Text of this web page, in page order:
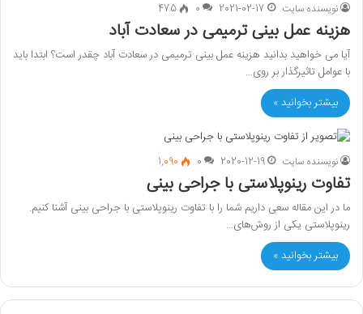
نویسنده سایت 2021-02-17
0
475
هزینه عمل بینی ترمیمی در سعادت آباد
آیا می خواهید بدانید هزینه عمل بینی ترمیمی در سعادت آباد چقدر است؟ ابتدا باید
با عوامل تاثیرگذار بر روی…
بیشتر بخوانید »
نویسنده سایت 2020-12-19
0
1,090
تفاوت رینوپلاستی با جراحی بینی
ما در این مقاله سعی داریم شما را با تفاوت رینوپلاستی با جراحی بینی آشنا کنیم.
رینوپلاستی یکی از روش‌های…
بیشتر بخوانید »